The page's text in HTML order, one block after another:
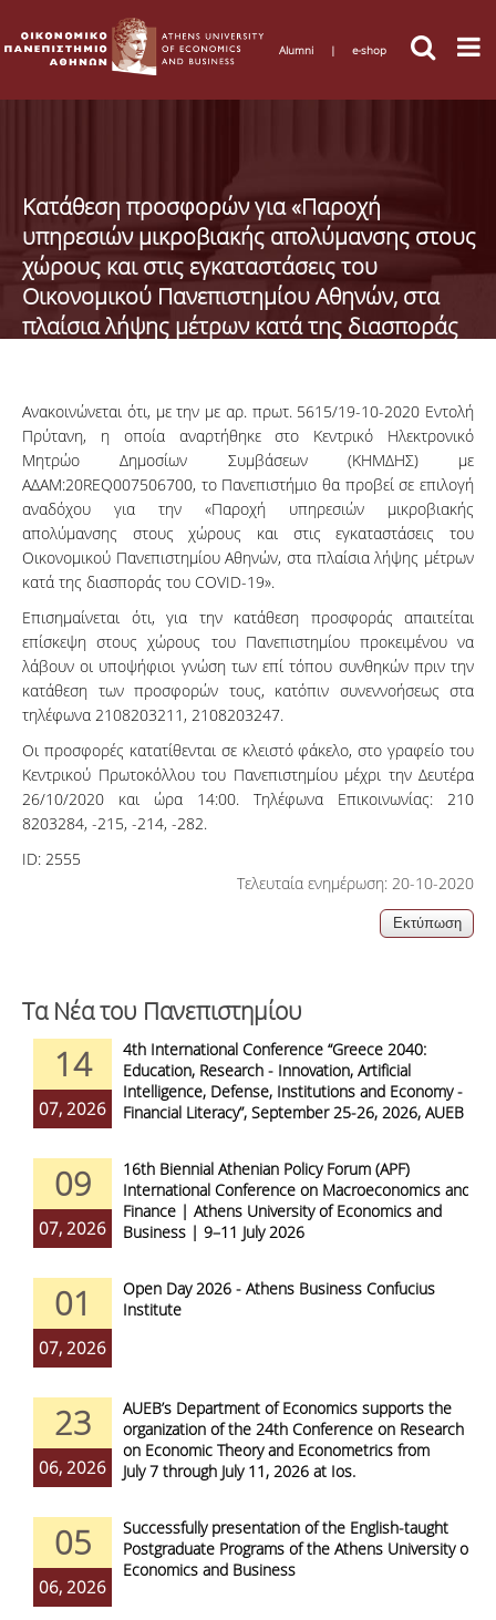
Alumni | e-shop
Κατάθεση προσφορών για «Παροχή
υπηρεσιών μικροβιακής απολύμανσης στους
χώρους και στις εγκαταστάσεις του
Οικονομικού Πανεπιστημίου Αθηνών, στα
πλαίσια λήψης μέτρων κατά της διασποράς
Ανακοινώνεται ότι, με την με αρ. πρωτ. 5615/19-10-2020 Εντολή
Πρύτανη, η οποία αναρτήθηκε στο Κεντρικό Ηλεκτρονικό
Μητρώο Δημοσίων Συμβάσεων (ΚΗΜΔΗΣ) με
ΑΔΑΜ:20REQ007506700, το Πανεπιστήμιο θα προβεί σε επιλογή
αναδόχου για την «Παροχή υπηρεσιών μικροβιακής
απολύμανσης στους χώρους και στις εγκαταστάσεις του
Οικονομικού Πανεπιστημίου Αθηνών, στα πλαίσια λήψης μέτρων
κατά της διασποράς του COVID-19».
Επισημαίνεται ότι, για την κατάθεση προσφοράς απαιτείται
επίσκεψη στους χώρους του Πανεπιστημίου προκειμένου να
λάβουν οι υποψήφιοι γνώση των επί τόπου συνθηκών πριν την
κατάθεση των προσφορών τους, κατόπιν συνεννοήσεως στα
τηλέφωνα 2108203211, 2108203247.
Οι προσφορές κατατίθενται σε κλειστό φάκελο, στο γραφείο του
Κεντρικού Πρωτοκόλλου του Πανεπιστημίου μέχρι την Δευτέρα
26/10/2020 και ώρα 14:00. Τηλέφωνα Επικοινωνίας: 210
8203284, -215, -214, -282.
ID: 2555
Τελευταία ενημέρωση: 20-10-2020
Τα Νέα του Πανεπιστημίου
14
07, 2026
4th International Conference “Greece 2040:
Education, Research - Innovation, Artificial
Intelligence, Defense, Institutions and Economy -
Financial Literacy”, September 25-26, 2026, AUEB
09
07, 2026
16th Biennial Athenian Policy Forum (APF)
International Conference on Macroeconomics and
Finance | Athens University of Economics and
Business | 9–11 July 2026
01
07, 2026
Open Day 2026 - Athens Business Confucius
Institute
23
06, 2026
AUEB’s Department of Economics supports the
organization of the 24th Conference on Research
on Economic Theory and Econometrics from
July 7 through July 11, 2026 at Ios.
05
06, 2026
Successfully presentation of the English-taught
Postgraduate Programs of the Athens University of
Economics and Business